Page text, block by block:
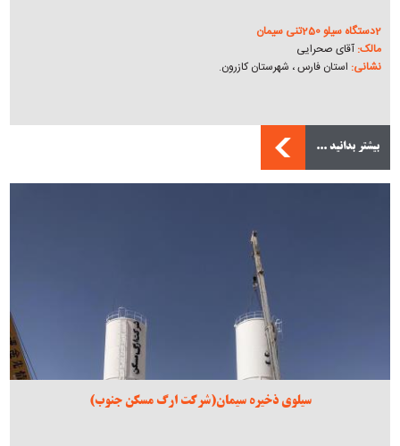
2دستگاه سیلو 250تنی سیمان
مالک:آقای صحرایی
نشانی: استان فارس ، شهرستان کازرون.
بیشتر بدانید ...
سیلوی ذخیره سیمان(شرکت ارگ مسکن جنوب)